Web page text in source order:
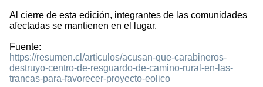
Al cierre de esta edición, integrantes de las comunidades
afectadas se mantienen en el lugar.
Fuente:
https://resumen.cl/articulos/acusan-que-carabineros-
destruyo-centro-de-resguardo-de-camino-rural-en-las-
trancas-para-favorecer-proyecto-eolico